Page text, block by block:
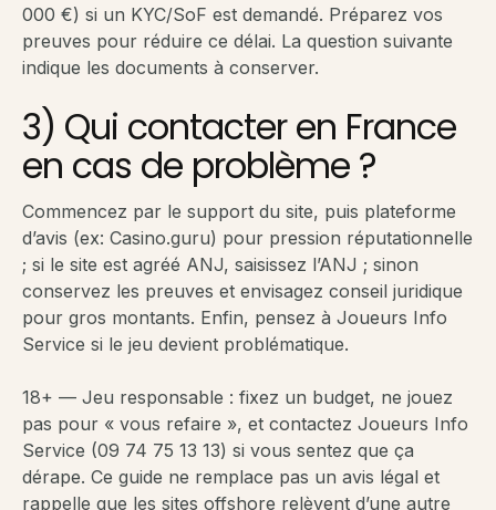
000 €) si un KYC/SoF est demandé. Préparez vos
preuves pour réduire ce délai. La question suivante
indique les documents à conserver.
3) Qui contacter en France
en cas de problème ?
Commencez par le support du site, puis plateforme
d’avis (ex: Casino.guru) pour pression réputationnelle
; si le site est agréé ANJ, saisissez l’ANJ ; sinon
conservez les preuves et envisagez conseil juridique
pour gros montants. Enfin, pensez à Joueurs Info
Service si le jeu devient problématique.
18+ — Jeu responsable : fixez un budget, ne jouez
pas pour « vous refaire », et contactez Joueurs Info
Service (09 74 75 13 13) si vous sentez que ça
dérape. Ce guide ne remplace pas un avis légal et
rappelle que les sites offshore relèvent d’une autre